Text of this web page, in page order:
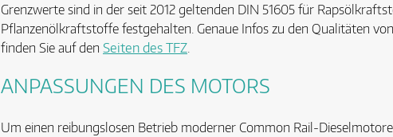
Grenzwerte sind in der seit 2012 geltenden DIN 51605 für
Pflanzenölkraftstoffe festgehalten. Genaue Infos zu den Qualitäten
finden Sie auf den Seiten des TFZ.
ANPASSUNGEN DES MOTORS
Um einen reibungslosen Betrieb moderner Common Rail-